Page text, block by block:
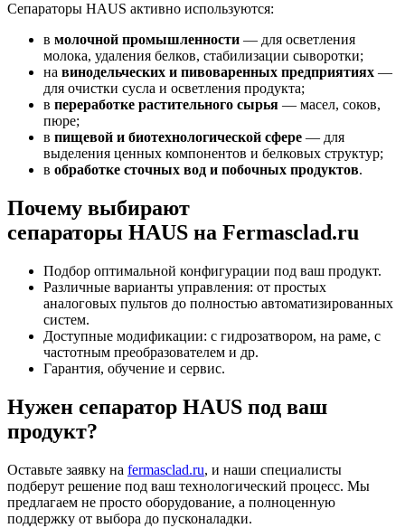
Сепараторы HAUS активно используются:
в молочной промышленности — для осветления
молока, удаления белков, стабилизации сыворотки;
на винодельческих и пивоваренных предприятиях —
для очистки сусла и осветления продукта;
в переработке растительного сырья — масел, соков,
пюре;
в пищевой и биотехнологической сфере — для
выделения ценных компонентов и белковых структур;
в обработке сточных вод и побочных продуктов.
Почему выбирают
сепараторы HAUS на Fermasclad.ru
Подбор оптимальной конфигурации под ваш продукт.
Различные варианты управления: от простых
аналоговых пультов до полностью автоматизированных
систем.
Доступные модификации: с гидрозатвором, на раме, с
частотным преобразователем и др.
Гарантия, обучение и сервис.
Нужен сепаратор HAUS под ваш
продукт?
Оставьте заявку на fermasclad.ru, и наши специалисты
подберут решение под ваш технологический процесс. Мы
предлагаем не просто оборудование, а полноценную
поддержку от выбора до пусконаладки.